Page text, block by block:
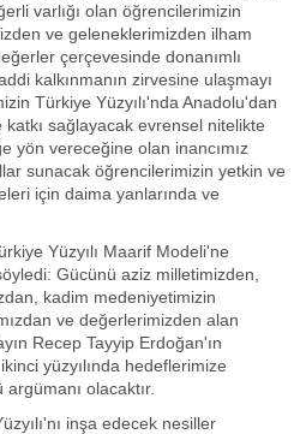
varlığı olan öğrencilerimizin
ve geleneklerimizden ilham
çerçevesinde donanımlı
kalkınmanın zirvesine ulaşmayı
Türkiye Yüzyılı'nda Anadolu'dan
katkı sağlayacak evrensel nitelikte
yön vereceğine olan inancımız
sunacak öğrencilerimizin yetkin ve
için daima yanlarında ve
Yüzyılı Maarif Modeli'ne
Gücünü aziz milletimizden,
kadim medeniyetimizin
ve değerlerimizden alan
Recep Tayyip Erdoğan'ın
yüzyılında hedeflerimize
olacaktır.
inşa edecek nesiller